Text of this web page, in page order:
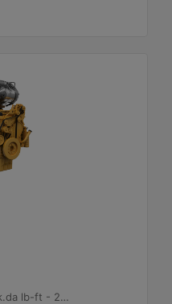
1540 1.400 dev/dk.da lb-ft - 2088 1.400 dev/dk.da Nm